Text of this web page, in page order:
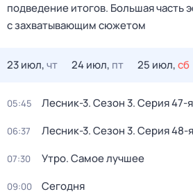
подведение итогов. Большая часть
с захватывающим сюжетом
23 июл,чт 24 июл, пт 25 июл,сб
05:45 Лесник-3. Сезон 3. Серия 47-я
06:37 Лесник-3. Сезон 3. Серия 48-я
07:30 Утро. Самое лучшее
09:00 Сегодня